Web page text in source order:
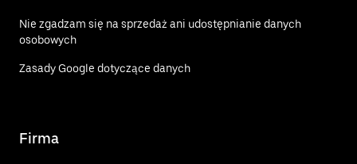
Nie zgadzam się na sprzedaż ani udostępnianie danych
osobowych
Zasady Google dotyczące danych
Firma